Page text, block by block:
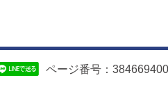
ページ番号：384669400